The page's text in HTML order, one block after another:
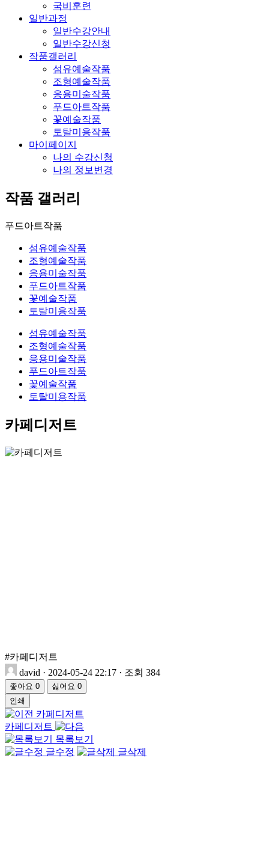
국비훈련
일반과정
일반수강안내
일반수강신청
작품갤러리
섬유예술작품
조형예술작품
응용미술작품
푸드아트작품
꽃예술작품
토탈미용작품
마이페이지
나의 수강신청
나의 정보변경
작품 갤러리
푸드아트작품
섬유예술작품
조형예술작품
응용미술작품
푸드아트작품
꽃예술작품
토탈미용작품
섬유예술작품
조형예술작품
응용미술작품
푸드아트작품
꽃예술작품
토탈미용작품
카페디저트
#카페디저트
david · 2024-05-24 22:17 · 조회 384
좋아요 0 싫어요 0
인쇄
카페디저트
카페디저트
목록보기
글수정
글삭제